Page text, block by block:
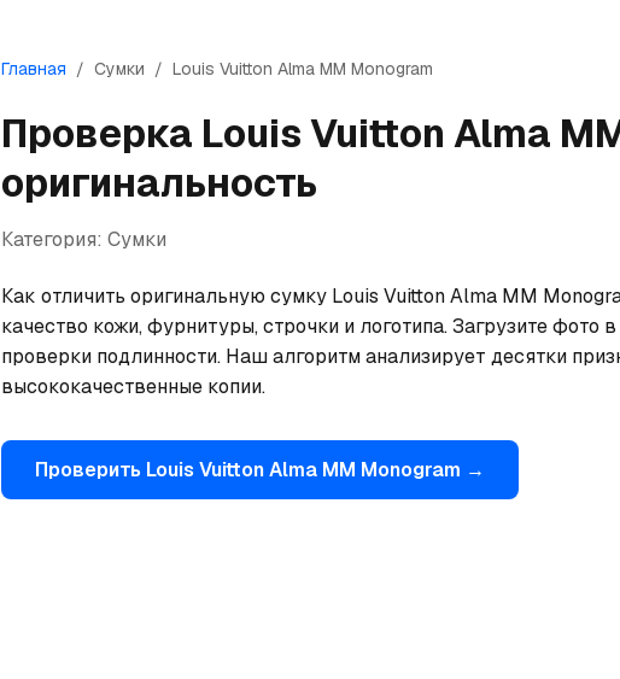
Главная / Сумки / Louis Vuitton Alma MM Monogram
Проверка Louis Vuitton Alma
оригинальность
Категория: Сумки
Как отличить оригинальную сумку Louis Vuitton Alma MM
качество кожи, фурнитуры, строчки и логотипа. Загрузите фото
проверки подлинности. Наш алгоритм анализирует десятки
высококачественные копии.
Проверить Louis VuittonAlma MM Monogram →